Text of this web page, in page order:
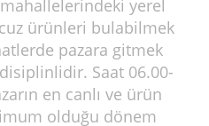
yerel
ürünleri bulabilmek
pazara gitmek
Saat 06.00-
en canlı ve ürün
olduğu dönem